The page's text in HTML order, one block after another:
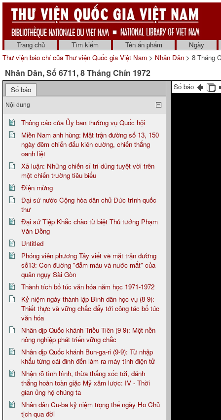
Trang chủ Tìm kiếm Tên ấn phẩm
Ngày
Thư viện báo chí của Thư viện Quốc gia Việt Nam > Nhân Dân > 8 Tháng
Nhân Dân, Số 6711, 8 Tháng Chín 1972
Số báo
Nội dung
Thông cáo của Ủy ban thường vụ Quốc hội
Miền Nam anh hùng: Mặt trận đường số 13, 150
ngày đêm chiến đấu kiên cường, chiến thắng
oanh liệt
Xã luận: Những chiến sĩ trí dũng tuyệt vời trên
một chiến trường tiêu biểu
Điện mừng
Đại sứ nước Cộng hòa dân chủ Đức trình quốc
thư
Đại sứ Tiệp Khắc chào từ biệt Thủ tướng Phạm
Văn Đồng
Untitled
Phóng viên phương Tây viết về mặt trận đường
số13: Con đường "đẫm máu và nước mắt" của
quân ngụy Sài Gòn
Thành tích bổ túc văn hóa năm học 1971-1972
Kỷ niệm ngày thành lập Bình dân học vụ (8-9):
Thiết thực và vững chắc đẩy tới công tác bổ túc
văn hóa
Nhân dịp Quốc khánh Triều Tiên (9-9): Một nền
nông nghiệp phát triển vững chắc
Nhân dịp Quốc khánh Bun-ga-ri (9-9): Từ nhập
khẩu từng cái đinh đến làm ra máy tính điện tử
Nhận rõ tình hình, thừa thắng xốc tới, đánh
thắng hoàn toàn giặc Mỹ xâm lược: IV - Thời
gian ủng hộ chúng ta
Nhân dân Cu-ba kỷ niệm trọng thể ngày Hồ Chủ
tịch qua đời
Số báo